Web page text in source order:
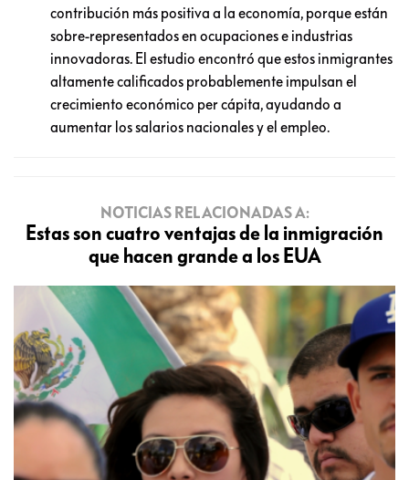
contribución más positiva a la economía, porque están
sobre-representados en ocupaciones e industrias
innovadoras. El estudio encontró que estos inmigrantes
altamente calificados probablemente impulsan el
crecimiento económico per cápita, ayudando a
aumentar los salarios nacionales y el empleo.
NOTICIAS RELACIONADAS A:
Estas son cuatro ventajas de la inmigración
que hacen grande a los EUA